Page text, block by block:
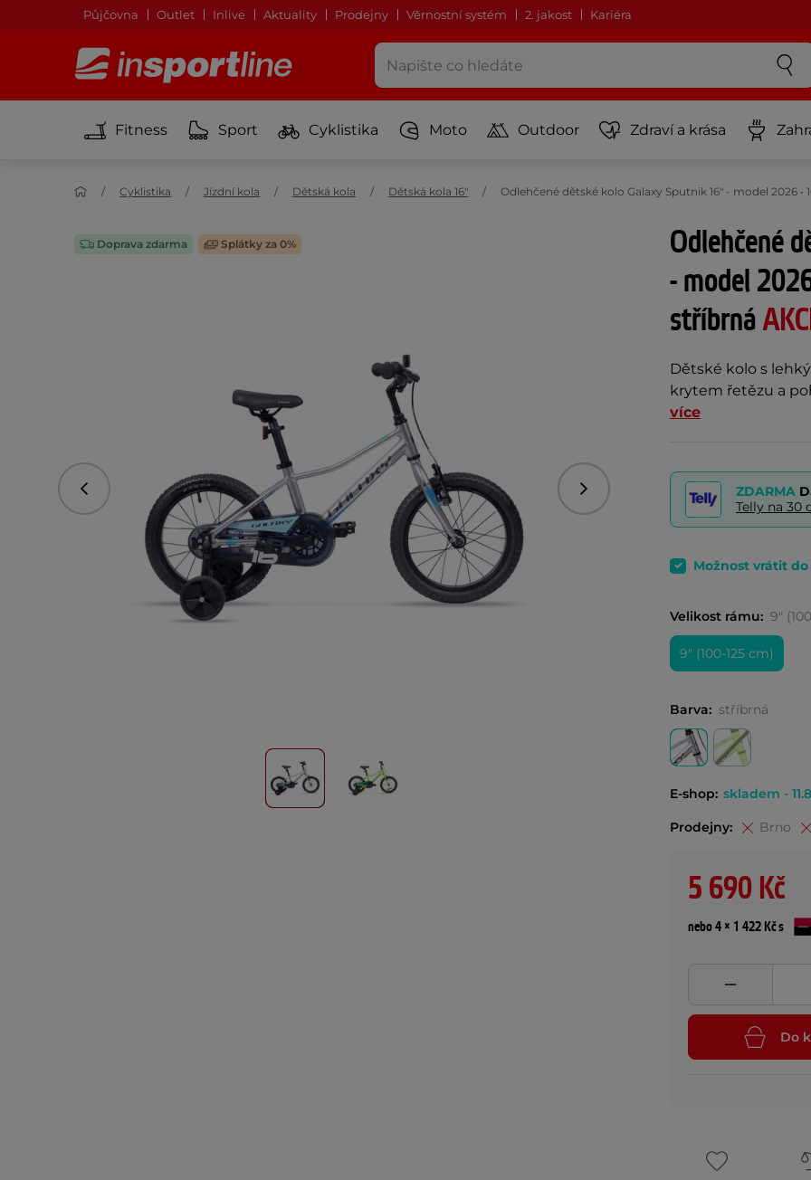
Půjčovna Outlet Inlive Aktuality Prodejny Věrnostní systém 2. jakost Kariéra
Fitness Sport Cyklistika Moto Outdoor Zdraví a krása
Cyklistika Jízdní kola Dětská kola Dětská kola 16" Odlehčené dětské kolo Galaxy Sputnik 16" - model 2026
Odlehčené
- model
stříbrná
Dětské kolo s
krytem řetězu a
více
Doprava zdarma Splátky za 0%
Předchozí Následující ZDARMA
Telly na 30
Možnost vrátit
Velikost rámu: 9"
9" (100-125 cm)
Barva: stříbrná
E-shop: skladem -
Prodejny: Brno
5 690 Kč
nebo 4 × 1 422 Kč s
Do